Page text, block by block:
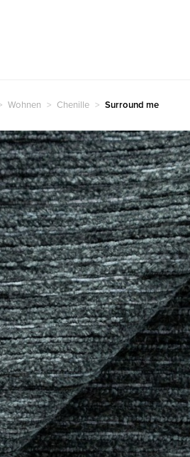
Wohnen Chenille Surround me